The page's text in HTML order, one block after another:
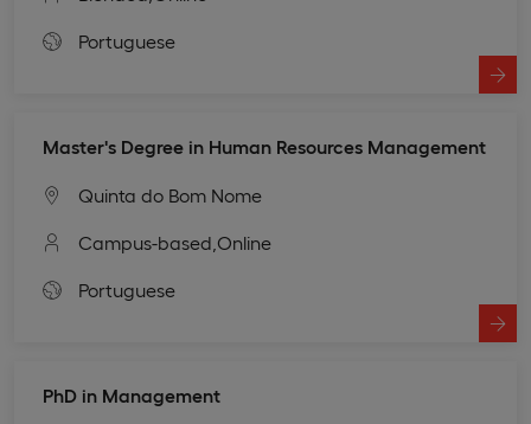
Portuguese
Master's Degree in Human Resources Management
Quinta do Bom Nome
Campus-based, Online
Portuguese
PhD in Management